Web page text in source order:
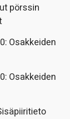
pörssin
Osakkeiden
Osakkeiden